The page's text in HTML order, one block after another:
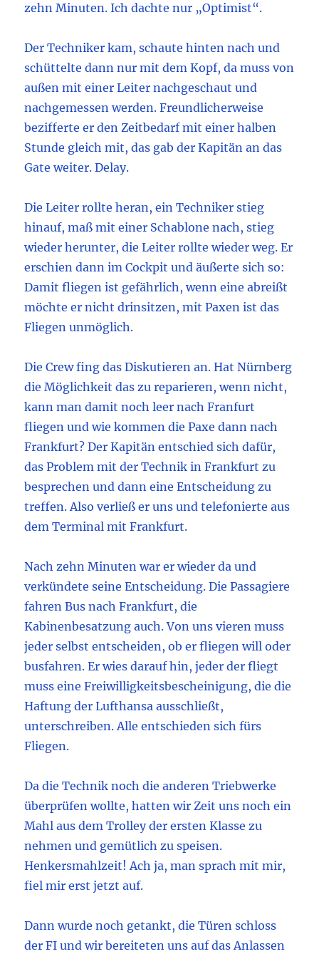
zehn Minuten. Ich dachte nur „Optimist“.
Der Techniker kam, schaute hinten nach und
schüttelte dann nur mit dem Kopf, da muss von
außen mit einer Leiter nachgeschaut und
nachgemessen werden. Freundlicherweise
bezifferte er den Zeitbedarf mit einer halben
Stunde gleich mit, das gab der Kapitän an das
Gate weiter. Delay.
Die Leiter rollte heran, ein Techniker stieg
hinauf, maß mit einer Schablone nach, stieg
wieder herunter, die Leiter rollte wieder weg. Er
erschien dann im Cockpit und äußerte sich so:
Damit fliegen ist gefährlich, wenn eine abreißt
möchte er nicht drinsitzen, mit Paxen ist das
Fliegen unmöglich.
Die Crew fing das Diskutieren an. Hat Nürnberg
die Möglichkeit das zu reparieren, wenn nicht,
kann man damit noch leer nach Franfurt
fliegen und wie kommen die Paxe dann nach
Frankfurt? Der Kapitän entschied sich dafür,
das Problem mit der Technik in Frankfurt zu
besprechen und dann eine Entscheidung zu
treffen. Also verließ er uns und telefonierte aus
dem Terminal mit Frankfurt.
Nach zehn Minuten war er wieder da und
verkündete seine Entscheidung. Die Passagiere
fahren Bus nach Frankfurt, die
Kabinenbesatzung auch. Von uns vieren muss
jeder selbst entscheiden, ob er fliegen will oder
busfahren. Er wies darauf hin, jeder der fliegt
muss eine Freiwilligkeitsbescheinigung, die die
Haftung der Lufthansa ausschließt,
unterschreiben. Alle entschieden sich fürs
Fliegen.
Da die Technik noch die anderen Triebwerke
überprüfen wollte, hatten wir Zeit uns noch ein
Mahl aus dem Trolley der ersten Klasse zu
nehmen und gemütlich zu speisen.
Henkersmahlzeit! Ach ja, man sprach mit mir,
fiel mir erst jetzt auf.
Dann wurde noch getankt, die Türen schloss
der FI und wir bereiteten uns auf das Anlassen